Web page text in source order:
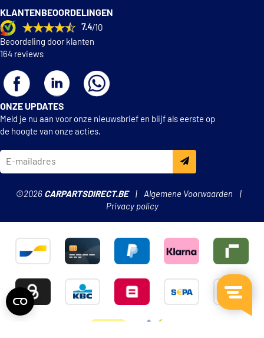
KLANTENBEOORDELINGEN
7.4/10
Beoordeling door klanten
164 reviews
ONZE UPDATES
Meld je nu aan voor onze nieuwsbrief en blijf als eerste op
de hoogte van onze acties.
©2026 CARPARTSDIRECT.BE
Algemene Voorwaarden
Privacy policy